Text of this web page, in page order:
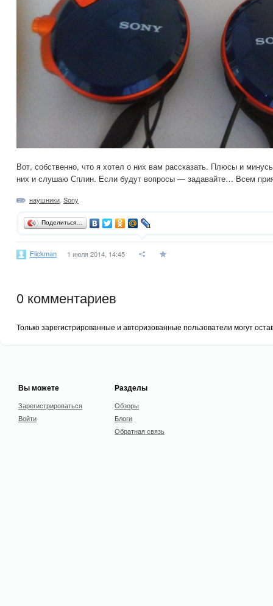
Вот, собственно, что я хотел о них вам рассказать. Плюсы и
них и слушаю Сплин. Если будут вопросы — задавайте… Всем
наушники Sony
Поделиться…
Flickman 1 июля 2014, 14:45
0 комментариев
Только зарегистрированные и авторизованные пользователи могут
Вы можете
Зарегистрироваться
Войти
Разделы
Обзоры
Блоги
Обратная связь